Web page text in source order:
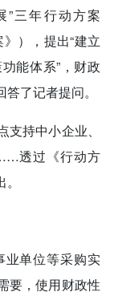
”三年行动方案
），提出“建立
能体系”，财政
了记者提问。
持中小企业、
透过《行动方
单位等采购实
要，使用财政性